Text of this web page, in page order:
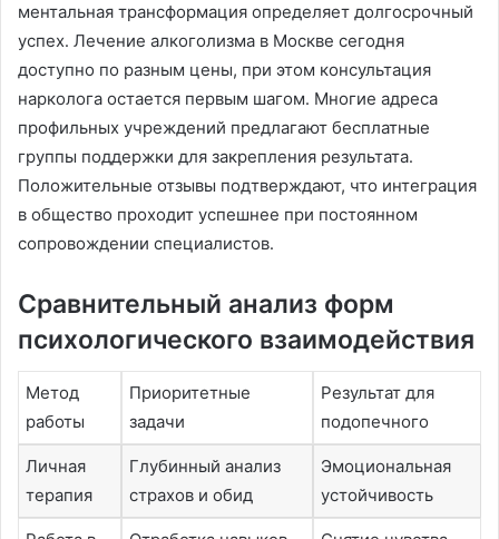
ментальная трансформация определяет долгосрочный
успех․ Лечение алкоголизма в Москве сегодня
доступно по разным цены, при этом консультация
нарколога остается первым шагом․ Многие адреса
профильных учреждений предлагают бесплатные
группы поддержки для закрепления результата․
Положительные отзывы подтверждают, что интеграция
в общество проходит успешнее при постоянном
сопровождении специалистов․
Сравнительный анализ форм
психологического взаимодействия
Метод
работы
Приоритетные
задачи
Результат для
подопечного
Личная
терапия
Глубинный анализ
страхов и обид
Эмоциональная
устойчивость